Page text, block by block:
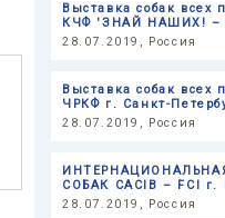
Выставка собак всех
КЧФ 'ЗНАЙ НАШИХ! –
28.07.2019, Россия
Выставка собак всех
ЧРКФ г. Санкт-
28.07.2019, Россия
СОБАК CACIB – FCI г.
28.07.2019, Россия